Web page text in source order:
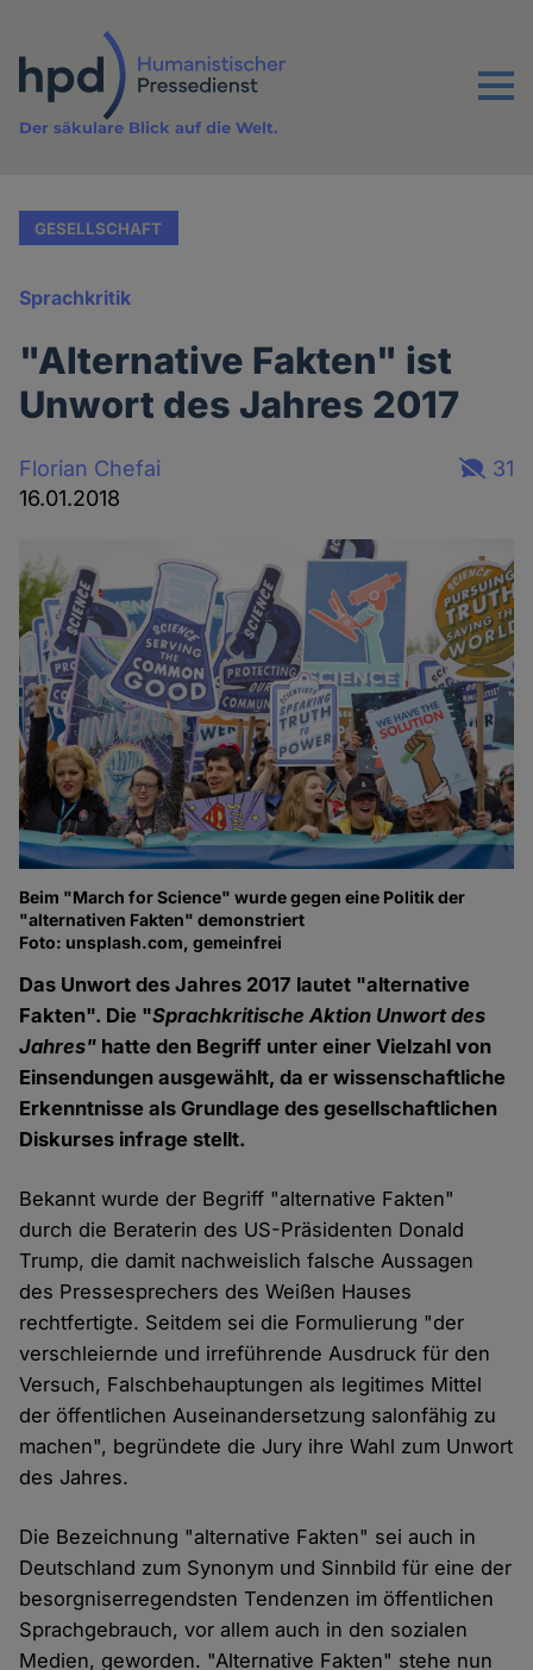
Inhalt
Menu
Der säkulare Blick auf die Welt.
GESELLSCHAFT
Sprachkritik
"Alternative Fakten" ist
Unwort des Jahres 2017
Florian Chefai
16.01.2018
31
Beim "March for Science" wurde gegen eine Politik der
"alternativen Fakten" demonstriert
Foto: unsplash.com, gemeinfrei
Das Unwort des Jahres 2017 lautet "alternative
Fakten". Die "Sprachkritische Aktion Unwort des
Jahres" hatte den Begriff unter einer Vielzahl von
Einsendungen ausgewählt, da er wissenschaftliche
Erkenntnisse als Grundlage des gesellschaftlichen
Diskurses infrage stellt.
Bekannt wurde der Begriff "alternative Fakten"
durch die Beraterin des US-Präsidenten Donald
Trump, die damit nachweislich falsche Aussagen
des Pressesprechers des Weißen Hauses
rechtfertigte. Seitdem sei die Formulierung "der
verschleiernde und irreführende Ausdruck für den
Versuch, Falschbehauptungen als legitimes Mittel
der öffentlichen Auseinandersetzung salonfähig zu
machen", begründete die Jury ihre Wahl zum Unwort
des Jahres.
Die Bezeichnung "alternative Fakten" sei auch in
Deutschland zum Synonym und Sinnbild für eine der
besorgniserregendsten Tendenzen im öffentlichen
Sprachgebrauch, vor allem auch in den sozialen
Medien, geworden. "Alternative Fakten" stehe nun